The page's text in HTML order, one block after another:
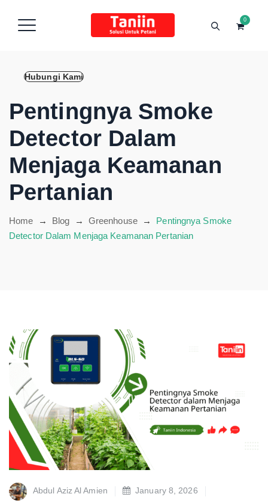
Hubungi Kami
0
Pentingnya Smoke
Detector Dalam
Menjaga Keamanan
Pertanian
Home → Blog → Greenhouse→ Pentingnya Smoke
Detector Dalam Menjaga Keamanan Pertanian
Abdul Aziz Al Amien
January 8, 2026